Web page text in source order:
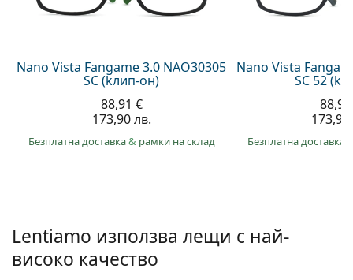
Persol
Всички марки
Nano Vista Fangame 3.0 NAO30305
SC (kлип-он)
88,91 €
173,90 лв.
Безплатна доставка& рамки на склад
Nano Vista
SC 52
Безплатна доставка
Lentiamo използва лещи с най-
високо качество